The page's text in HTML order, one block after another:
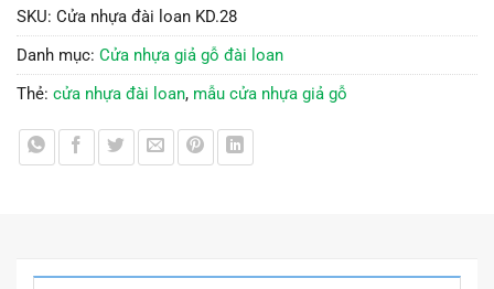
SKU: Cửa nhựa đài loan KD.28
Danh mục: Cửa nhựa giả gỗ đài loan
Thẻ: cửa nhựa đài loan, mẫu cửa nhựa giả gỗ